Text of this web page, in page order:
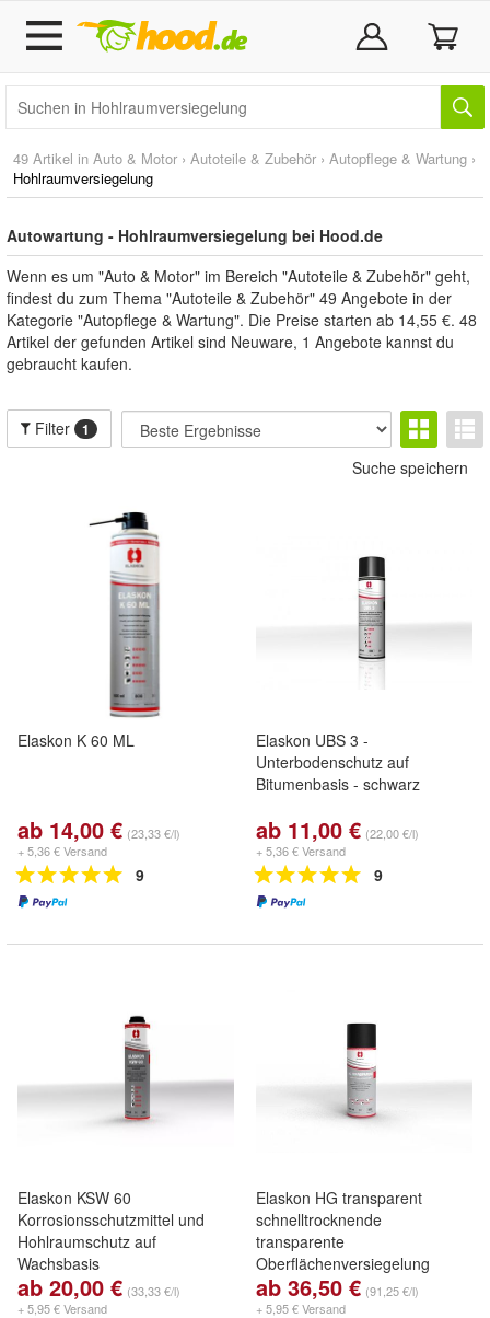
49 Artikel in Auto & Motor › Autoteile & Zubehör › Autopflege & Wartung ›
Hohlraumversiegelung
Autowartung - Hohlraumversiegelung bei Hood.de
Wenn es um "Auto & Motor" im Bereich "Autoteile & Zubehör" geht,
findest du zum Thema "Autoteile & Zubehör" 49 Angebote in der
Kategorie "Autopflege & Wartung". Die Preise starten ab 14,55 €. 48
Artikel der gefunden Artikel sind Neuware, 1 Angebote kannst du
gebraucht kaufen.
Filter 1
Suche speichern
Elaskon K 60 ML
ab 14,00 € (23,33 €/l)
+ 5,36 € Versand
9
Elaskon UBS 3 -
Unterbodenschutz auf
Bitumenbasis - schwarz
ab 11,00 € (22,00 €/l)
+ 5,36 € Versand
9
Elaskon KSW 60
Korrosionsschutzmittel und
Hohlraumschutz auf
Wachsbasis
ab 20,00 € (33,33 €/l)
+ 5,95 € Versand
Elaskon HG transparent
schnelltrocknende
transparente
Oberflächenversiegelung
ab 36,50 € (91,25 €/l)
+ 5,95 € Versand